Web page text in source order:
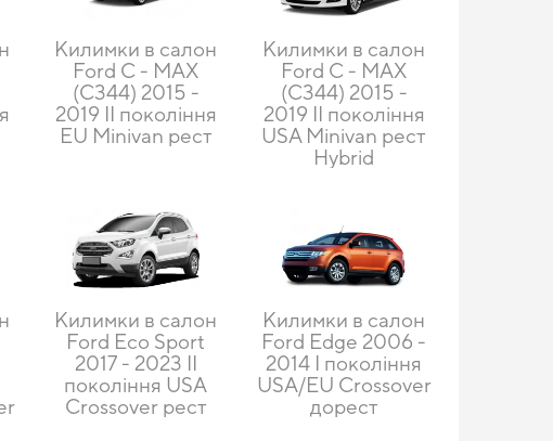
Килимки в салон
Ford C - MAX
(С344) 2015 -
2019 II покоління
EU Minivan рест
Килимки в салон
Ford C - MAX
(С344) 2015 -
2019 II покоління
USA Minivan рест
Hybrid
Килимки в салон
Ford Eco Sport
2017 - 2023 II
покоління USA
Crossover рест
Килимки в салон
Ford Edge 2006 -
2014 I покоління
USA/EU Crossover
дорест